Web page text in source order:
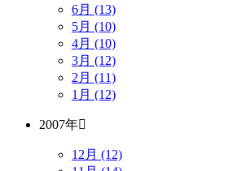
6月 (13)
5月 (10)
4月 (10)
3月 (12)
2月 (11)
1月 (12)
2007年
12月 (12)